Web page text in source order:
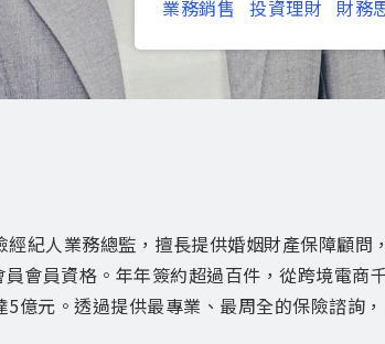
業務銷售 投資理財 財務
經紀人業務總監，擅長提供婚姻財產保障顧
會員資格。年年簽約超過百件，從跨境電
億元。透過提供最專業、最周全的保險諮詢